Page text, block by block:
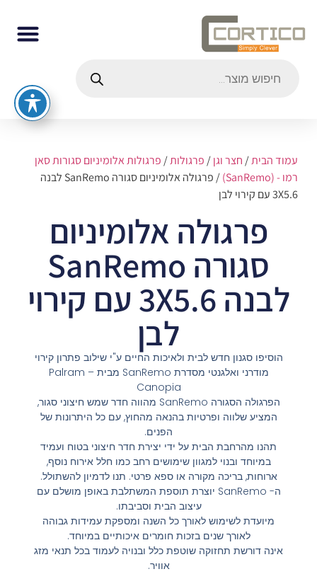
עמוד הבית/חצר וגן/פרגולות/פרגולות אלומיניום סגורות סאן
רמו - (SanRemo)
/ פרגולה אלומיניום סגורה SanRemo לבנה
3X5.6 עם קירוי לבן
פרגולה אלומיניום
סגורה SanRemo
לבנה 3X5.6 עם קירוי
לבן
הוסיפו סגנון חדש לבית ולאיכות החיים ע"י שילוב פתרון קירוי
מודרני ואלגנטי מסדרת SanRemo מבית Palram –
Canopia
הפרגולה הסגורה SanRemo מהווה חדר שמש חיצוני סגור,
המציע שלווה ופרטיות בהנאה מהחוץ, עם כל היתרונות של
הפנים.
תהנו מהרחבת הבית על ידי יצירת חדר חיצוני בטוח ועמיד
במיוחד ובנוי למגוון שימושים רחב כמו חלל אירוח נוסף,
ארוחות, בריכה מקורה או ספא פרטי. תנו לדמיון להשתולל.
ה- SanRemo יוצרת תוספת המשתלבת באופן מושלם עם
עיצוב הבית וסביבתו.
מיועדת לשימוש לאורך כל השנה ומספקת עמידות גבוהה
לאורך שנים בזכות חומרים איכותיים במיוחד.
אינה דורשת תחזוקה שוטפת כלל ובנויה לעמוד בכל תנאי מזג
אוויר.